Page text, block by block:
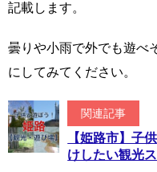
記載します。
曇りや小雨で外でも遊べ
にしてみてください。
関連記事
【姫路市】子
けしたい観光